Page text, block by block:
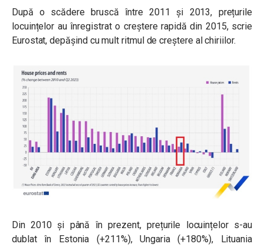
După o scădere bruscă între 2011 și 2013, prețurile
locuințelor au înregistrat o creștere rapidă din 2015, scrie
Eurostat, depășind cu mult ritmul de creștere al chiriilor.
Din 2010 și până în prezent, prețurile locuințelor s-au
dublat în Estonia (+211%), Ungaria (+180%), Lituania